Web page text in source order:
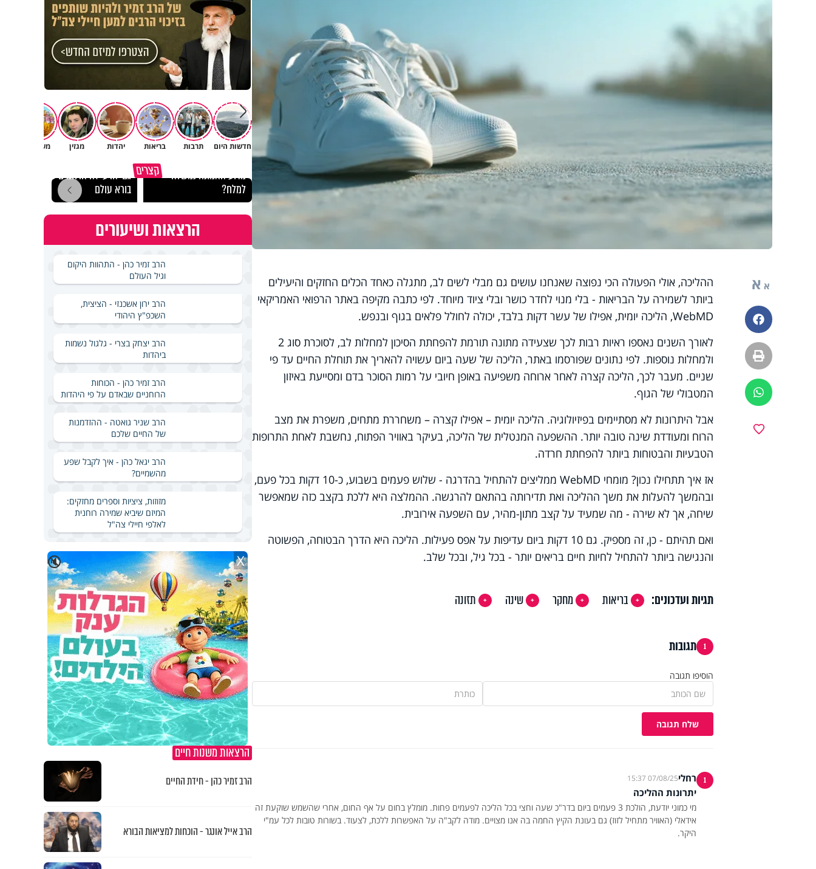
א א
פייסבוק
הדפסה
ווטסאפ
ההליכה, אולי הפעולה הכי נפוצה שאנחנו עושים גם מבלי לשים לב, מתגלה כאחד הכלים החזקים והיעילים
ביותר לשמירה על הבריאות - בלי מנוי לחדר כושר ובלי ציוד מיוחד. לפי כתבה מקיפה באתר הרפואי האמריקאי
WebMD, הליכה יומית, אפילו של עשר דקות בלבד, יכולה לחולל פלאים בגוף ובנפש.
לאורך השנים נאספו ראיות רבות לכך שצעידה מתונה תורמת להפחתת הסיכון למחלות לב, לסוכרת סוג 2
ולמחלות נוספות. לפי נתונים שפורסמו באתר, הליכה של שעה ביום עשויה להאריך את תוחלת החיים עד פי
שניים. מעבר לכך, הליכה קצרה לאחר ארוחה משפיעה באופן חיובי על רמות הסוכר בדם ומסייעת באיזון
המטבולי של הגוף.
אבל היתרונות לא מסתיימים בפיזיולוגיה. הליכה יומית – אפילו קצרה – משחררת מתחים, משפרת את מצב
הרוח ומעודדת שינה טובה יותר. ההשפעה המנטלית של הליכה, בעיקר באוויר הפתוח, נחשבת לאחת התרופות
הטבעיות והבטוחות ביותר להפחתת חרדה.
אז איך תתחילו נכון? מומחי WebMD ממליצים להתחיל בהדרגה - שלוש פעמים בשבוע, כ-10 דקות בכל פעם,
ובהמשך להעלות את משך ההליכה ואת תדירותה בהתאם להרגשה. ההמלצה היא ללכת בקצב כזה שמאפשר
שיחה, אך לא שירה - מה שמעיד על קצב מתון-מהיר, עם השפעה אירובית.
ואם תהיתם - כן, זה מספיק. גם 10 דקות ביום עדיפות על אפס פעילות. הליכה היא הדרך הבטוחה, הפשוטה
והנגישה ביותר להתחיל לחיות חיים בריאים יותר - בכל גיל, ובכל שלב.
תגיות ועדכונים: בריאות מחקר שינה תזונה
1 תגובות
הוסיפו תגובה
שלח תגובה
1 רחלי07/08/25 15:37
יתרונות ההליכה
מי כמוני יודעת, הולכת 3 פעמים ביום בדר"כ שעה וחצי בכל הליכה לפעמים פחות. מומלץ בחום על אף החום, אחרי שהשמש שוקעת זה
אידאלי (האוויר מתחיל לזוז) גם בעונת הקיץ החמה בה אנו מצויים. מודה לקב"ה על האפשרות ללכת, לצעוד. בשורות טובות לכל עמ"י
היקר.
חדשות היום תרבות בריאות יהדות מגזין משפחה
קצרים
מדוע האמונה נמשלה
למלח?
גם ׳הרע׳ זה הרחמים של
בורא עולם
הרצאות ושיעורים
הרב זמיר כהן - התהוות היקום
וגיל העולם
הרב ירון אשכנזי - הציצית,
השכפ"ץ היהודי
הרב יצחק בצרי - גלגול נשמות
ביהדות
הרב זמיר כהן - הכוחות
הרוחניים שבאדם על פי היהדות
הרב שניר גואטה - ההזדמנות
של החיים שלכם
הרב יגאל כהן - איך לקבל שפע
מהשמיים?
מזוזות, ציציות וספרים מחזקים:
המיזם שיביא שמירה רוחנית
לאלפי חיילי צה"ל
🔇 X
הרצאות משנות חיים
הרב זמיר כהן - חידת החיים
הרב אייל אונגר - הוכחות למציאות הבורא